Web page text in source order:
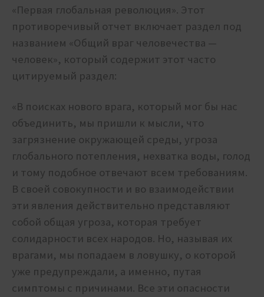
«Первая глобальная революция». Этот
противоречивый отчет включает раздел под
названием «Общий враг человечества —
человек», который содержит этот часто
цитируемый раздел:
«В поисках нового врага, который мог бы нас
объединить, мы пришли к мысли, что
загрязнение окружающей среды, угроза
глобального потепления, нехватка воды, голод
и тому подобное отвечают всем требованиям.
В своей совокупности и во взаимодействии
эти явления действительно представляют
собой общая угроза, которая требует
солидарности всех народов. Но, называя их
врагами, мы попадаем в ловушку, о которой
уже предупреждали, а именно, путая
симптомы с причинами. Все эти опасности